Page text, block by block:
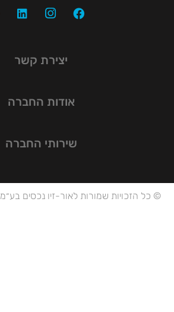
יצירת קשר
אודות החברה
שירותי החברה
© כל הזכויות שמורות לאור-זיו נכסים בע״מ